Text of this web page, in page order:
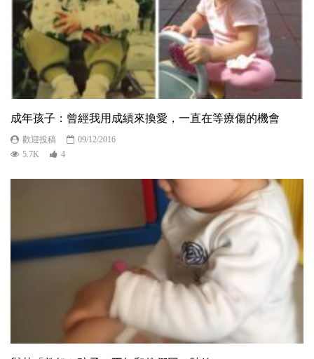
成年孩子：曾經我用成績來換愛，一直在等療傷的機會
歡迎投稿
09/12/2016
5.7K
4